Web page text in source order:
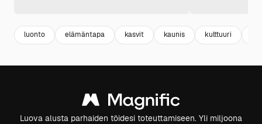
luonto elämäntapa kasvit kaunis kulttuuri
Luova alusta parhaiden töidesi toteuttamiseen. Yli miljoona